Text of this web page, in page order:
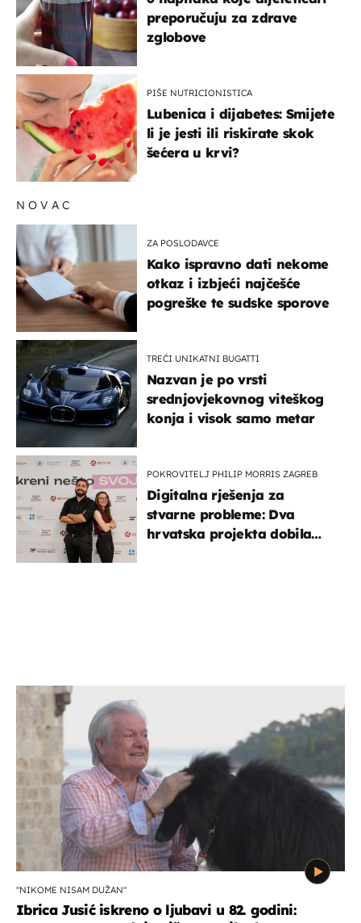
preporučuju za zdrave
zglobove
PIŠE NUTRICIONISTICA
Lubenica i dijabetes: Smijete
li je jesti ili riskirate skok
šećera u krvi?
NOVAC
ZA POSLODAVCE
Kako ispravno dati nekome
otkaz i izbjeći najčešće
pogreške te sudske sporove
TREĆI UNIKATNI BUGATTI
Nazvan je po vrsti
srednjovjekovnog viteškog
konja i visok samo metar
POKROVITELJ PHILIP MORRIS ZAGREB
Digitalna rješenja za
stvarne probleme: Dva
hrvatska projekta dobila
"NIKOME NISAM DUŽAN"
Ibrica Jusić iskreno o ljubavi u 82. godini: